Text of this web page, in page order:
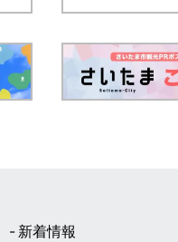
新着情報